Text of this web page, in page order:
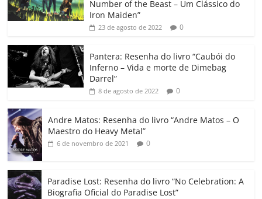
b
o
o
k
A
p
dI e
Cl
a
ss
ro
o
Li
k h
ar
Number of the Beast – Um Clássico do
Iron Maiden”
23 de agosto de 2022 0
Pantera: Resenha do livro “Caubói do
Inferno – Vida e morte de Dimebag
Darrel”
8 de agosto de 2022 0
Andre Matos: Resenha do livro “Andre Matos – O
Maestro do Heavy Metal”
6 de novembro de 2021 0
Paradise Lost: Resenha do livro “No Celebration: A
Biografia Oficial do Paradise Lost”